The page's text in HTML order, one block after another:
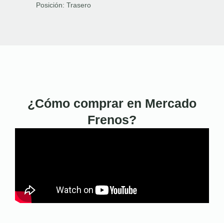
Posición: Trasero
¿Cómo comprar en Mercado
Frenos?